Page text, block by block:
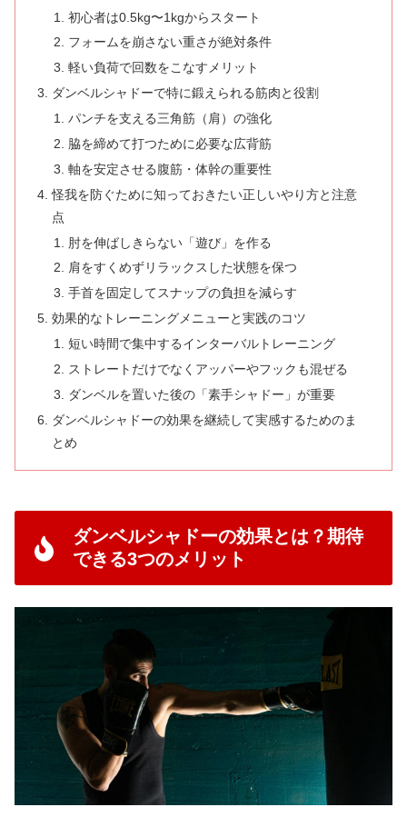
初心者は0.5kg〜1kgからスタート
フォームを崩さない重さが絶対条件
軽い負荷で回数をこなすメリット
ダンベルシャドーで特に鍛えられる筋肉と役割
パンチを支える三角筋（肩）の強化
脇を締めて打つために必要な広背筋
軸を安定させる腹筋・体幹の重要性
怪我を防ぐために知っておきたい正しいやり方と注意
点
肘を伸ばしきらない「遊び」を作る
肩をすくめずリラックスした状態を保つ
手首を固定してスナップの負担を減らす
効果的なトレーニングメニューと実践のコツ
短い時間で集中するインターバルトレーニング
ストレートだけでなくアッパーやフックも混ぜる
ダンベルを置いた後の「素手シャドー」が重要
ダンベルシャドーの効果を継続して実感するためのま
とめ
ダンベルシャドーの効果とは？期待
できる3つのメリット